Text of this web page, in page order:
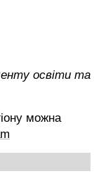
освіти та
можна